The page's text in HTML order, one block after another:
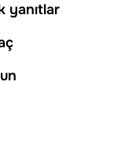
yanıtlar